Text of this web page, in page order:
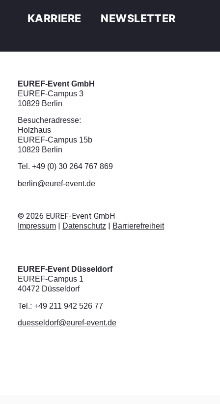
KARRIERE
NEWSLETTER
EUREF-Event GmbH
EUREF-Campus 3
10829 Berlin
Besucheradresse:
Holzhaus
EUREF-Campus 15b
10829 Berlin
Tel. +49 (0) 30 264 767 869
berlin@euref-event.de
© 2026 EUREF-Event GmbH
Impressum | Datenschutz | Barrierefreiheit
EUREF-Event Düsseldorf
EUREF-Campus 1
40472 Düsseldorf
Tel.: +49 211 942 526 77
duesseldorf@euref-event.de